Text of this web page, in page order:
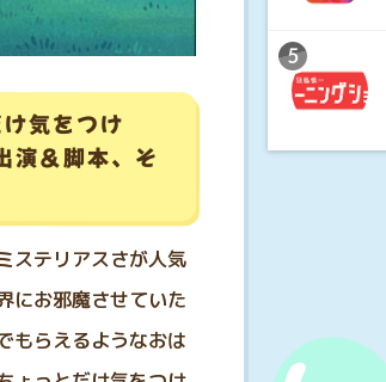
気をつけ
＆脚本、そ
ステリアスさが人気
にお邪魔させていた
もらえるようなおは
5